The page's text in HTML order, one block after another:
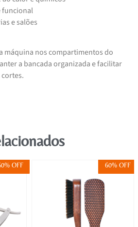
funcional
e salões
máquina nos compartimentos do
a bancada organizada e facilitar
OFF 60% OFF